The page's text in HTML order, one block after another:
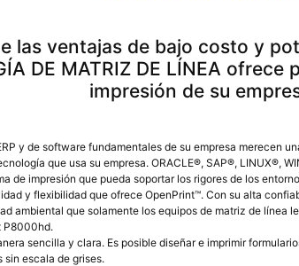
las ventajas de bajo costo y
DE MATRIZ DE LÍNEA
impresión de su
y de software fundamentales de su empresa merecen
que usa su empresa. ORACLE®, SAP®, LINUX®,
de impresión que pueda soportar los rigores de los
y flexibilidad que ofrece OpenPrint™. Con su alta
ambiental que solamente los equipos de matriz de línea
P8000hd.
sencilla y clara. Es posible diseñar e imprimir
sin escala de grises.